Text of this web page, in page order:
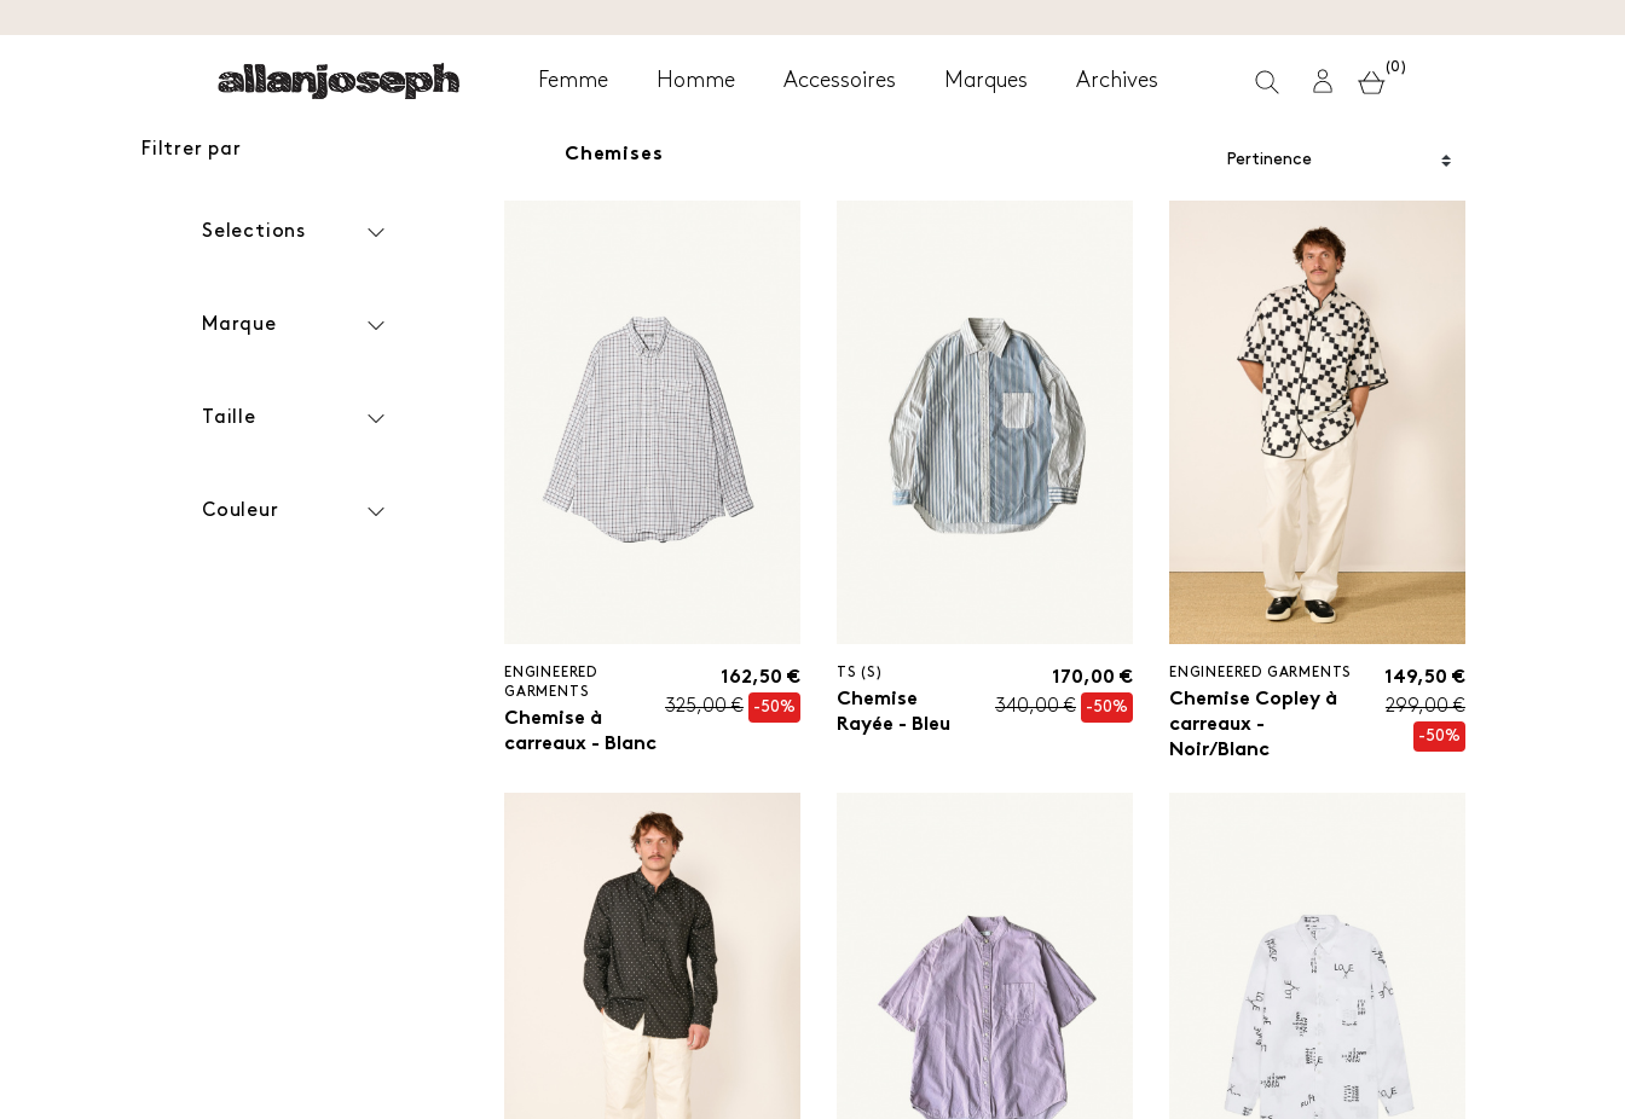
Femme Homme Accessoires Marques Archives
(0)
Chemises
ENGINEERED
GARMENTS
Chemise à
carreaux - Blanc
162,50 €
325,00 €
-50%
TS (S)
Chemise
Rayée - Bleu
170,00 €
340,00 €
-50%
ENGINEERED GARMENTS
Chemise Copley à
carreaux -
Noir/Blanc
149,50 €
299,00 €
-50%
Filtrer par
Selections
Marque
Taille
Couleur